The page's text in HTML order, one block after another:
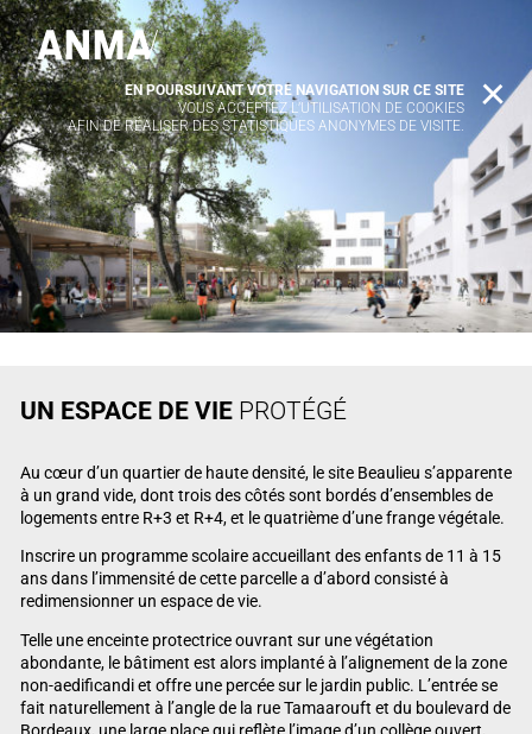
UN ESPACE DE VIE PROTÉGÉ
Au cœur d’un quartier de haute densité, le site Beaulieu s’apparente
à un grand vide, dont trois des côtés sont bordés d’ensembles de
logements entre R+3 et R+4, et le quatrième d’une frange végétale.
Inscrire un programme scolaire accueillant des enfants de 11 à 15
ans dans l’immensité de cette parcelle a d’abord consisté à
redimensionner un espace de vie.
Telle une enceinte protectrice ouvrant sur une végétation
abondante, le bâtiment est alors implanté à l’alignement de la zone
non-aedificandi et offre une percée sur le jardin public. L’entrée se
fait naturellement à l’angle de la rue Tamaarouft et du boulevard de
EN POURSUIVANT VOTRE NAVIGATION SUR CE SITE
VOUS ACCEPTEZ L’UTILISATION DE COOKIES
AFIN DE RÉALISER DES STATISTIQUES ANONYMES DE VISITE.
X